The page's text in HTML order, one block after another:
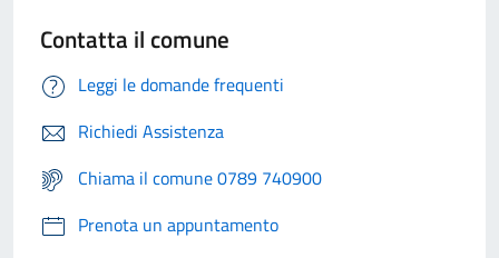
Contatta il comune
Leggi le domande frequenti
Richiedi Assistenza
Chiama il comune 0789 740900
Prenota un appuntamento